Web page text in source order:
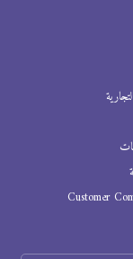
Customer